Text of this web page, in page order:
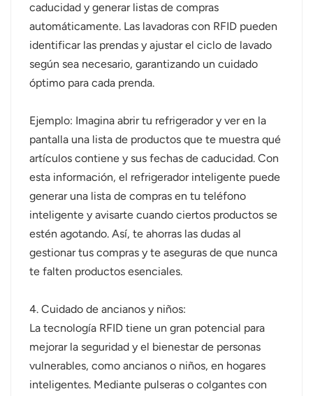
caducidad y generar listas de compras
automáticamente. Las lavadoras con RFID pueden
identificar las prendas y ajustar el ciclo de lavado
según sea necesario, garantizando un cuidado
óptimo para cada prenda.
Ejemplo: Imagina abrir tu refrigerador y ver en la
pantalla una lista de productos que te muestra qué
artículos contiene y sus fechas de caducidad. Con
esta información, el refrigerador inteligente puede
generar una lista de compras en tu teléfono
inteligente y avisarte cuando ciertos productos se
estén agotando. Así, te ahorras las dudas al
gestionar tus compras y te aseguras de que nunca
te falten productos esenciales.
4. Cuidado de ancianos y niños:
La tecnología RFID tiene un gran potencial para
mejorar la seguridad y el bienestar de personas
vulnerables, como ancianos o niños, en hogares
inteligentes. Mediante pulseras o colgantes con